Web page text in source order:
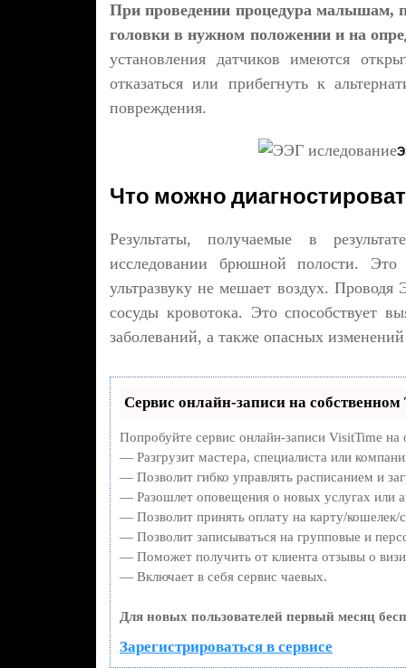
При проведении процедура малышам,
головки в нужном положении и на
установления датчиков имеются
отказаться или прибегнуть к
повреждения.
Что можно
Результаты, получаемые в
исследовании брюшной полости. Это
ультразвуку не мешает воздух.
сосуды кровотока. Это способствует
заболеваний, а также опасных
Сервис онлайн-записи на собственном
Попробуйте сервис онлайн-записи VisitTime
— Разгрузит мастера, специалиста или
— Позволит гибко управлять расписанием и
— Разошлет оповещения о новых услугах или
— Позволит принять оплату на карту/кошелек/
— Позволит записываться на групповые и
— Поможет получить от клиента отзывы о
— Включает в себя сервис чаевых.
Для новых пользователей первый месяц
Зарегистрироваться в сервисе